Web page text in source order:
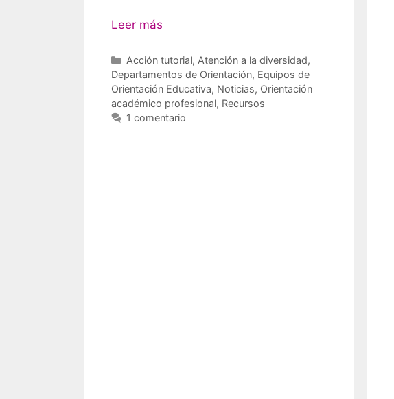
Leer más
Categorías
Acción tutorial, Atención a la diversidad,
Departamentos de Orientación, Equipos de
Orientación Educativa, Noticias, Orientación
académico profesional, Recursos
1 comentario